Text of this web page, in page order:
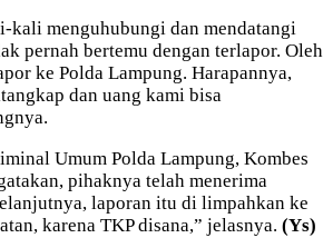
kali menguhubungi dan mendatangi
pernah bertemu dengan terlapor. Oleh
ke Polda Lampung. Harapannya,
dan uang kami bisa
Umum Polda Lampung, Kombes
pihaknya telah menerima
laporan itu di limpahkan ke
karena TKP disana,” jelasnya. (Ys)